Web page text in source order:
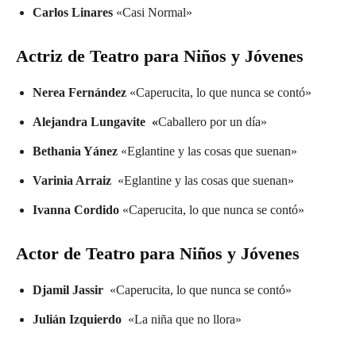
Carlos Linares «Casi Normal»
Actriz de Teatro para Niños y Jóvenes
Nerea Fernández «Caperucita, lo que nunca se contó»
Alejandra Lungavite «Caballero por un día»
Bethania Yánez «Eglantine y las cosas que suenan»
Varinia Arraiz «Eglantine y las cosas que suenan»
Ivanna Cordido «Caperucita, lo que nunca se contó»
Actor de Teatro para Niños y Jóvenes
Djamil Jassir «Caperucita, lo que nunca se contó»
Julián Izquierdo «La niña que no llora»